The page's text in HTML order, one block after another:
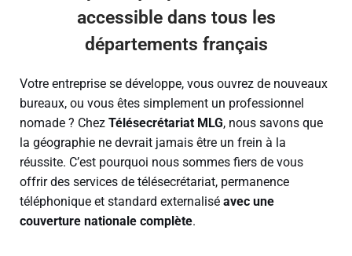
accessible dans tous les
départements français
Votre entreprise se développe, vous ouvrez de nouveaux
bureaux, ou vous êtes simplement un professionnel
nomade ? Chez Télésecrétariat MLG, nous savons que
la géographie ne devrait jamais être un frein à la
réussite. C’est pourquoi nous sommes fiers de vous
offrir des services de télésecrétariat, permanence
téléphonique et standard externalisé avec une
couverture nationale complète.